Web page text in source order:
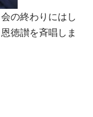
の終わりにはし
徳讃を斉唱しま